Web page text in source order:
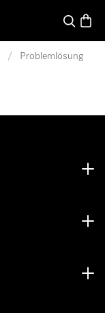
Suche
/ Problemlösung